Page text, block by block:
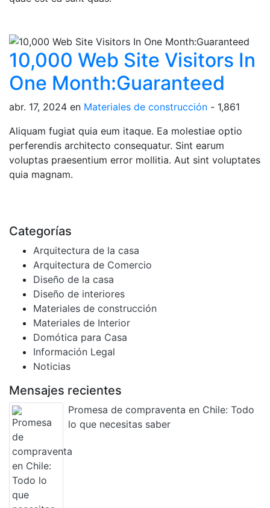
10,000 Web Site Visitors In
One Month:Guaranteed
abr. 17, 2024 en Materiales de construcción - 1,861
Aliquam fugiat quia eum itaque. Ea molestiae optio
perferendis architecto consequatur. Sint earum
voluptas praesentium error mollitia. Aut sint voluptates
quia magnam.
Categorías
Arquitectura de la casa
Arquitectura de Comercio
Diseño de la casa
Diseño de interiores
Materiales de construcción
Materiales de Interior
Domótica para Casa
Información Legal
Noticias
Mensajes recientes
Promesa de compraventa en Chile: Todo
lo que necesitas saber